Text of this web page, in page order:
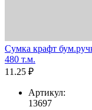
Сумка крафт
480 т.м.
11.25 ₽
Артикул:
13697